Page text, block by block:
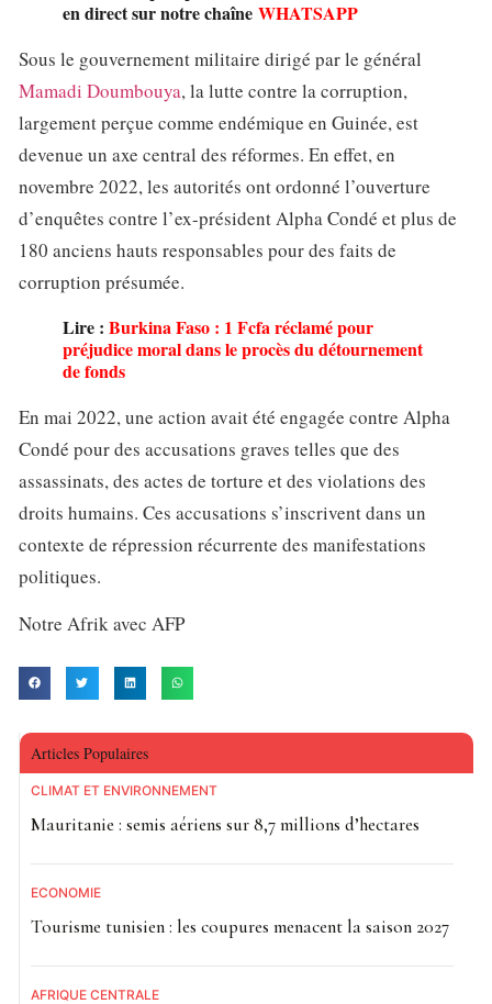
en direct sur notre chaîne WHATSAPP
Sous le gouvernement militaire dirigé par le général
Mamadi Doumbouya, la lutte contre la corruption,
largement perçue comme endémique en Guinée, est
devenue un axe central des réformes. En effet, en
novembre 2022, les autorités ont ordonné l’ouverture
d’enquêtes contre l’ex-président Alpha Condé et plus de
180 anciens hauts responsables pour des faits de
corruption présumée.
Lire : Burkina Faso : 1 Fcfa réclamé pour
préjudice moral dans le procès du détournement
de fonds
En mai 2022, une action avait été engagée contre Alpha
Condé pour des accusations graves telles que des
assassinats, des actes de torture et des violations des
droits humains. Ces accusations s’inscrivent dans un
contexte de répression récurrente des manifestations
politiques.
Notre Afrik avec AFP
Articles Populaires
CLIMAT ET ENVIRONNEMENT
Mauritanie : semis aériens sur 8,7 millions d’hectares
ECONOMIE
Tourisme tunisien : les coupures menacent la saison 2027
AFRIQUE CENTRALE